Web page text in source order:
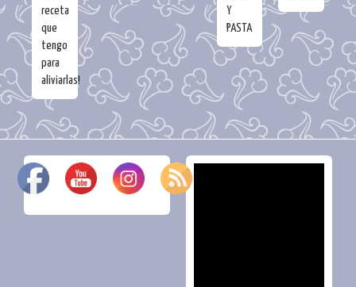
receta
que
tengo
para
aliviarlas!
Y
PASTA